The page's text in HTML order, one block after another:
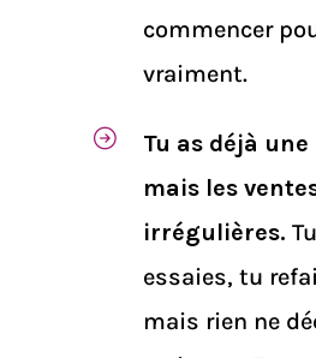
commencer
vraiment.
Tu as déjà
mais les
irrégulières.
essaies, tu
mais rien ne